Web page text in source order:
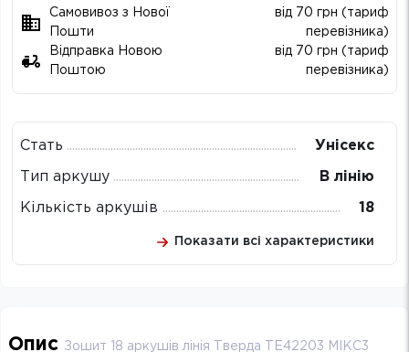
Самовивоз з Нової
Пошти
від 70 грн (тариф
перевізника)
Відправка Новою
Поштою
від 70 грн (тариф
перевізника)
Стать Унісекс
Тип аркушу В лінію
Кількість аркушів 18
Показати всі характеристики
Опис Зошит 18 аркушів лінія Тверда ТЕ42203 МІКС3